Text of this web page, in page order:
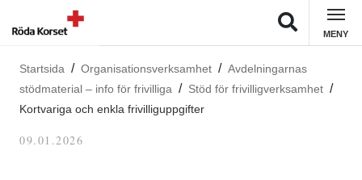
MENY
Startsida Organisationsverksamhet
Avdelningarnas
stödmaterial – info för frivilliga
Stöd för frivilligverksamhet
Kortvariga och enkla frivilliguppgifter
09.01.2026